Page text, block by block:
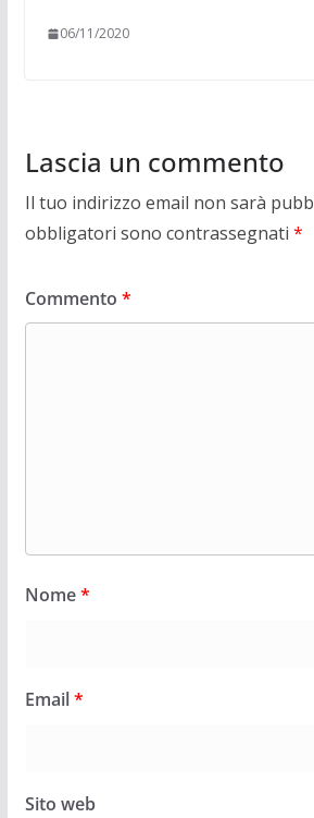
06/11/2020
Lascia un commento
Il tuo indirizzo email non sarà
obbligatori sono contrassegnati *
Commento *
Nome*
Email*
Sito web